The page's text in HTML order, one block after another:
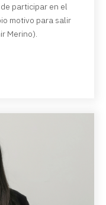
participar en el
motivo para salir
Merino).